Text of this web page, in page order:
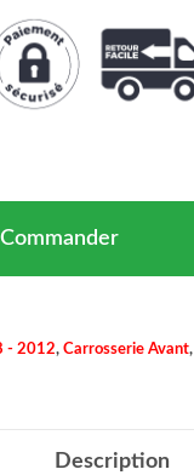
Commander
- 2012, Carrosserie Avant,
Description